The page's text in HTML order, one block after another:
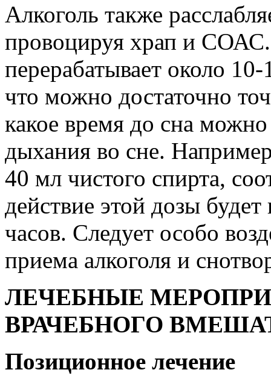
Алкоголь также
провоцируя храп и СОАС.
перерабатывает около
что можно достаточно
какое время до сна
дыхания во сне.
40 мл чистого спирта,
действие этой дозы
часов. Следует особо
приема алкоголя и
ЛЕЧЕБНЫЕ
ВРАЧЕБНОГО
Позиционное лечение